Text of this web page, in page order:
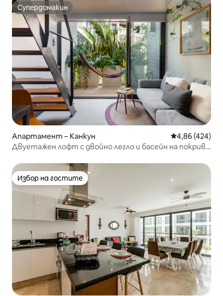
Супердомакин
Супердомакин
Апартамент – Канкун Средна
4,86 (424)
Двуетажен лофт с двойно легло и басейн на покрива
Избор на гостите
Избор на гостите